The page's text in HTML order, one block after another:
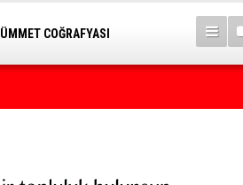
ÜMMET COĞRAFYASI